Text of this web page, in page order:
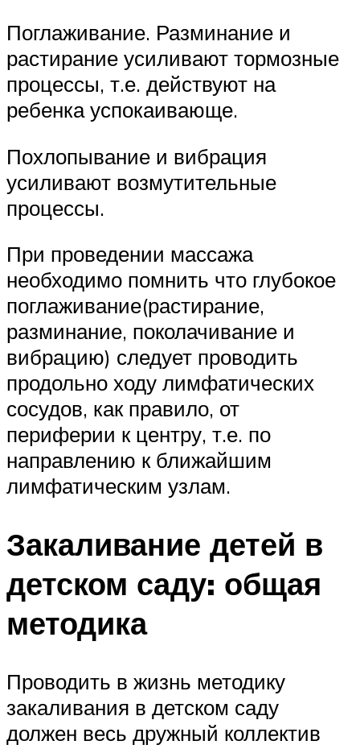
Поглаживание. Разминание и
растирание усиливают тормозные
процессы, т.е. действуют на
ребенка успокаивающе.
Похлопывание и вибрация
усиливают возмутительные
процессы.
При проведении массажа
необходимо помнить что глубокое
поглаживание(растирание,
разминание, поколачивание и
вибрацию) следует проводить
продольно ходу лимфатических
сосудов, как правило, от
периферии к центру, т.е. по
направлению к ближайшим
лимфатическим узлам.
Закаливание детей в
детском саду: общая
методика
Проводить в жизнь методику
закаливания в детском саду
должен весь дружный коллектив